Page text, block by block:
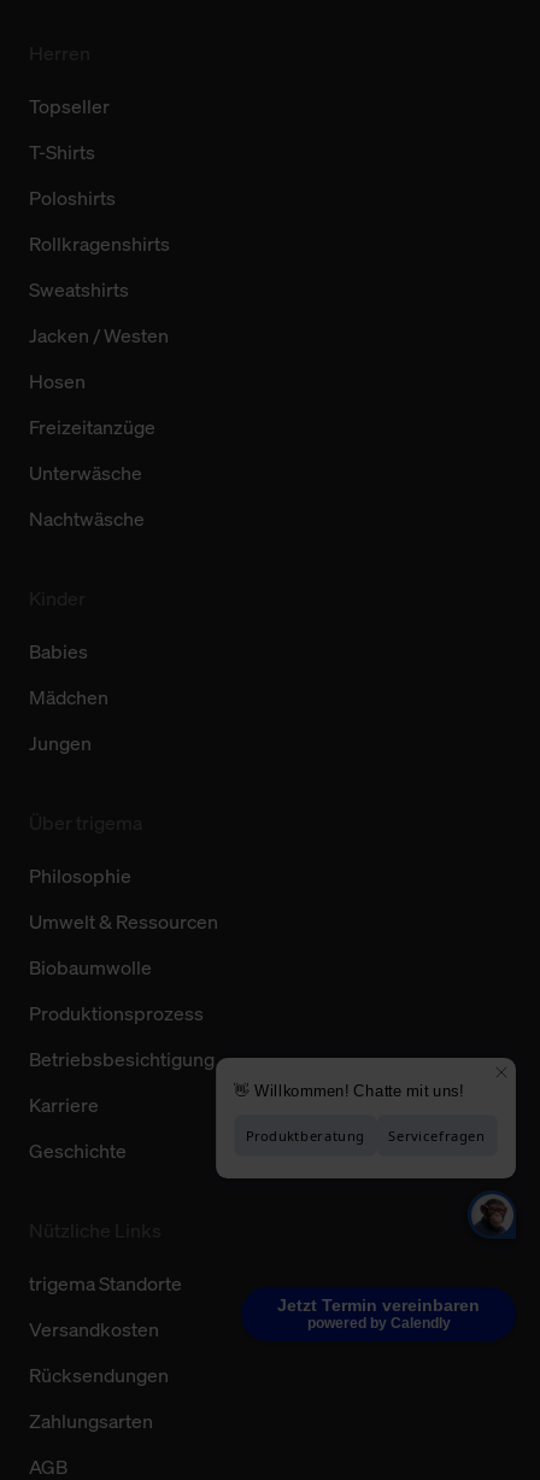
Jetzt Termin vereinbaren
powered by Calendly
Topseller
T-Shirts
Poloshirts
Rollkragenshirts
Sweatshirts
Jacken / Westen
Hosen
Freizeitanzüge
Unterwäsche
Nachtwäsche
Babies
Mädchen
Jungen
Philosophie
Umwelt & Ressourcen
Biobaumwolle
Produktionsprozess
Betriebsbesichtigung
Karriere
Geschichte
trigema Standorte
Versandkosten
Rücksendungen
Zahlungsarten
AGB